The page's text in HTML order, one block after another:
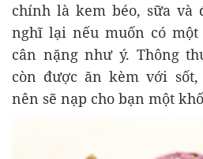
chính là kem béo, sữa và
nghĩ lại nếu muốn có
cân nặng như ý. Thông
còn được ăn kèm với
nên sẽ nạp cho bạn một